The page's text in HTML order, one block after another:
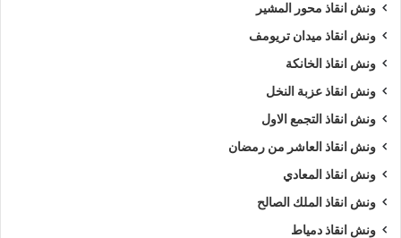
ونش انقاذ محور المشير
ونش انقاذ ميدان تريومف
ونش انقاذ الخانكة
ونش انقاذ عزبة النخل
ونش انقاذ التجمع الاول
ونش انقاذ العاشر من رمضان
ونش انقاذ المعادي
ونش انقاذ الملك الصالح
ونش انقاذ دمياط